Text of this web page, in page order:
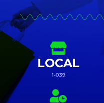
LOCAL
1-039